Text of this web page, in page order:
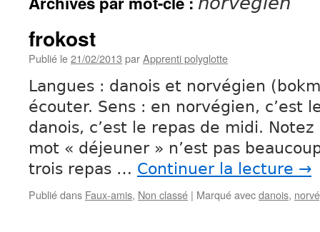
frokost
Publié le21/02/2013 parApprenti polyglotte
Langues : danois et norvégien
écouter. Sens : en norvégien, c’est
danois, c’est le repas de midi. Notez
mot « déjeuner » n’est pas
trois repas … Continuer la lecture →
Publié dans Faux-amis, Non classé | Marqué avecdanois,